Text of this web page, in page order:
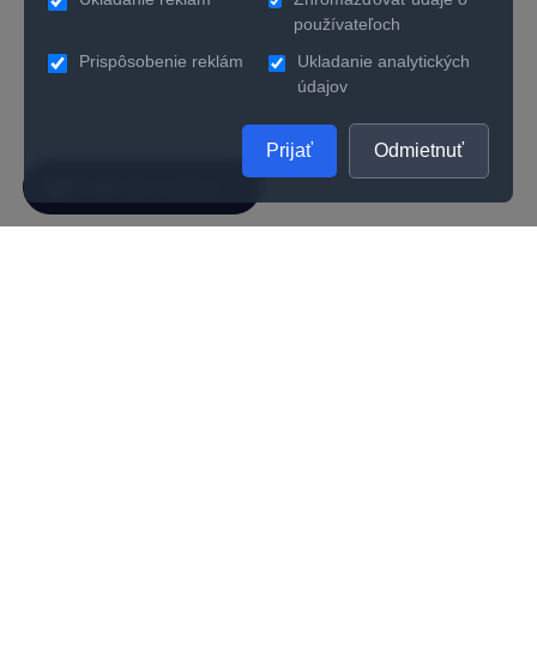
používateľoch
Prispôsobenie reklám
Ukladanie analytických
údajov
Prijať Odmietnuť